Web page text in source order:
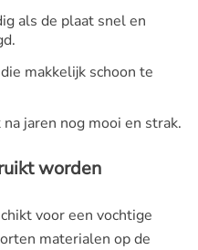
als de plaat snel en
makkelijk schoon te
jaren nog mooi en strak.
worden
voor een vochtige
materialen op de